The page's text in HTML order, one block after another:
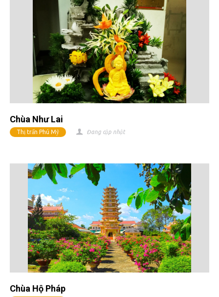
Chùa Như Lai
Thị trấn Phú Mỹ Đang cập nhật
Chùa Hộ Pháp